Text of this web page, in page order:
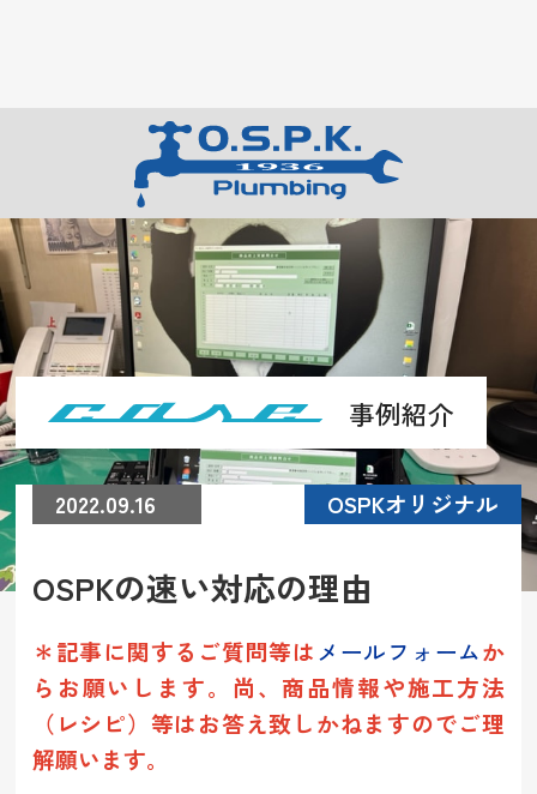
事例紹介
2022.09.16 OSPKオリジナル
OSPKの速い対応の理由
＊記事に関するご質問等はメールフォームか
らお願いします。 尚、商品情報や施工方法
（レシピ）等はお答え致しかねますのでご理
解願います。